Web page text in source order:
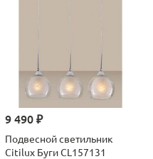
9 490 ₽
Подвесной светильник
Citilux Буги CL157131